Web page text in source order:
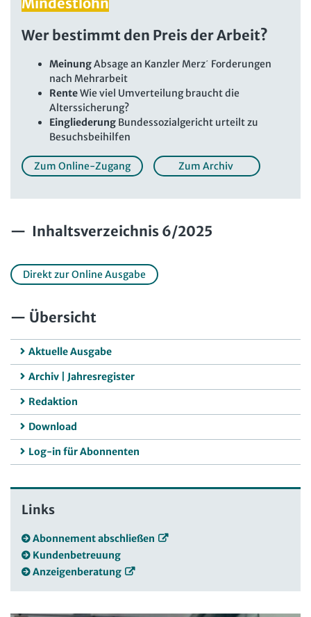
Beschäftigtendatenschutz online
Personalratswissen online
Schwerbehindertenrecht online
Arbeitszeit online
KI-Praxis Arbeitsrecht online
JAV-Praxis online
Newsletter
Bund SHOP
mein Bund-Online
Presse Interne Meldestelle
Datenschutz
AGB Impressum
Kontakt
Verlag
Karriere Buchhandel
Wer bestimmt den Preis der Arbeit?
MeinungAbsage an Kanzler Merz΄ Forderungen
nach Mehrarbeit
RenteWie viel Umverteilung braucht die
Alterssicherung?
Eingliederung Bundessozialgericht urteilt zu
Besuchsbeihilfen
Zum Online-Zugang Zum Archiv
Inhaltsverzeichnis 6/2025
Direkt zur Online Ausgabe
Übersicht
Aktuelle Ausgabe
Archiv | Jahresregister
Redaktion
Download
Log-in für Abonnenten
Links
Abonnement abschließen
Kundenbetreuung
Anzeigenberatung